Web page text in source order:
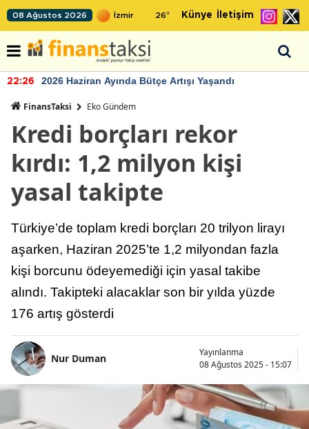
08 Ağustos 2026 26° Künye İletişim
22:26 2026 Haziran Ayında Bütçe Artışı Yaşandı
FinansTaksi Eko Gündem
Kredi borçları rekor
kırdı: 1,2 milyon kişi
yasal takipte
Türkiye’de toplam kredi borçları 20 trilyon lirayı
aşarken, Haziran 2025’te 1,2 milyondan fazla
kişi borcunu ödeyemediği için yasal takibe
alındı. Takipteki alacaklar son bir yılda yüzde
176 artış gösterdi
Nur Duman
Yayınlanma
08 Ağustos 2025 - 15:07